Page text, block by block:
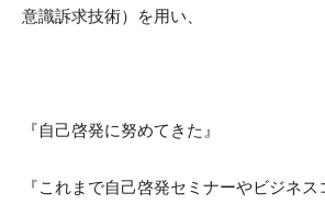
意識訴求技術）を用い、
『自己啓発に努めてきた』
『これまで自己啓発セミナーやビジネ